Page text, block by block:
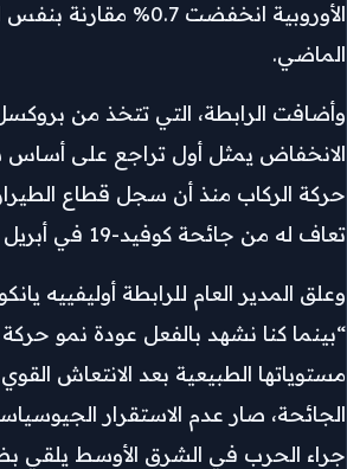
الأوروبية انخفضت 0.7%
الماضي.
وأضافت الرابطة، التي تتخذ من
الانخفاض يمثل أول ‌تراجع ‌على
حركة الركاب ‌منذ أن سجل قطاع
تعاف له من جائحة كوفيد-19 في أبريل 2021.
وعلق المدير العام للرابطة أوليفييه
“بينما كنا نشهد بالفعل عودة نمو حركة
⁠مستوياتها الطبيعية بعد الانتعاش
الجائحة، صار عدم الاستقرار
جراء الحرب في الشرق الأوسط يلقي